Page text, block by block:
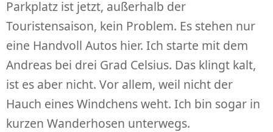
Parkplatz ist jetzt, außerhalb der
Touristensaison, kein Problem. Es stehen nur
eine Handvoll Autos hier. Ich starte mit dem
Andreas bei drei Grad Celsius. Das klingt kalt,
ist es aber nicht. Vor allem, weil nicht der
Hauch eines Windchens weht. Ich bin sogar in
kurzen Wanderhosen unterwegs.